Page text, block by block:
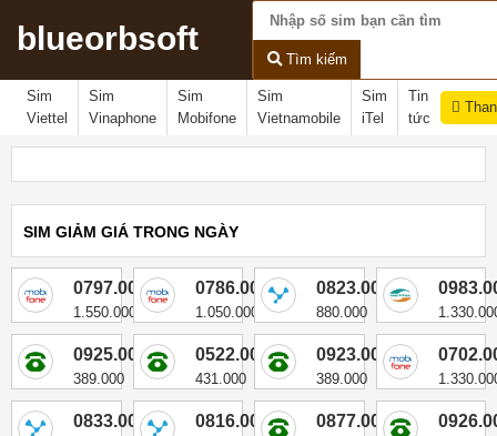
blueorbsoft
Tìm kiếm
Sim
Viettel
Sim
Vinaphone
Sim
Mobifone
Sim
Vietnamobile
Sim
iTel
Tin
tức
SIM GIẢM GIÁ TRONG NGÀY
0797.002.079
1.550.000
0786.002.079
1.050.000
0823.002.079
880.000
0925.002.079
389.000
0522.002.079
431.000
0923.002.079
389.000
0833.002.079 0816.002.079 0877.002.079